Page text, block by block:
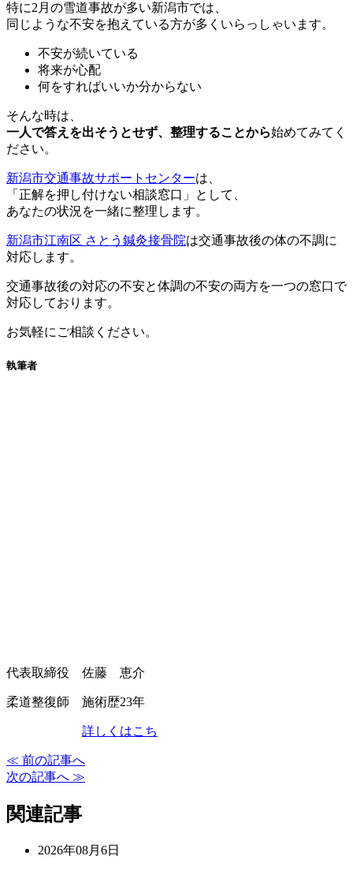
特に2月の雪道事故が多い新潟市では、
同じような不安を抱えている方が多くいらっしゃいます。
不安が続いている
将来が心配
何をすればいいか分からない
そんな時は、
一人で答えを出そうとせず、整理することから始めてみてく
ださい。
新潟市交通事故サポートセンターは、
「正解を押し付けない相談窓口」として、
あなたの状況を一緒に整理します。
新潟市江南区 さとう鍼灸接骨院は交通事故後の体の不調に
対応します。
交通事故後の対応の不安と体調の不安の両方を一つの窓口で
対応しております。
お気軽にご相談ください。
執筆者
代表取締役 佐藤 恵介
柔道整復師 施術歴23年
詳しくはこち
≪ 前の記事へ
次の記事へ ≫
関連記事
2026年08月6日